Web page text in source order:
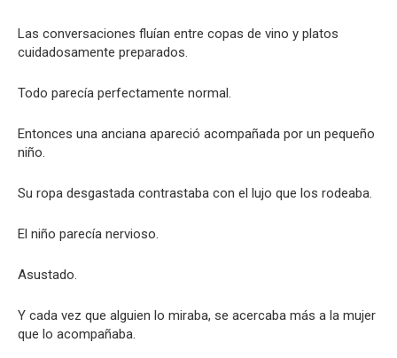
Las conversaciones fluían entre copas de vino y platos
cuidadosamente preparados.
Todo parecía perfectamente normal.
Entonces una anciana apareció acompañada por un pequeño
niño.
Su ropa desgastada contrastaba con el lujo que los rodeaba.
El niño parecía nervioso.
Asustado.
Y cada vez que alguien lo miraba, se acercaba más a la mujer
que lo acompañaba.